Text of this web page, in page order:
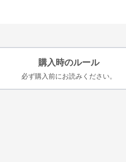
購入時のルール
必ず購入前にお読みください。